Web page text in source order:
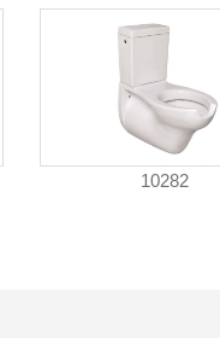
10282